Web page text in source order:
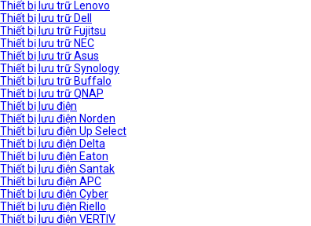
Thiết bị lưu trữ Lenovo
Thiết bị lưu trữ Dell
Thiết bị lưu trữ Fujitsu
Thiết bị lưu trữ NEC
Thiết bị lưu trữ Asus
Thiết bị lưu trữ Synology
Thiết bị lưu trữ Buffalo
Thiết bị lưu trữ QNAP
Thiết bị lưu điện
Thiết bị lưu điện Norden
Thiết bị lưu điện Up Select
Thiết bị lưu điện Delta
Thiết bị lưu điện Eaton
Thiết bị lưu điện Santak
Thiết bị lưu điện APC
Thiết bị lưu điện Cyber
Thiết bị lưu điện Riello
Thiết bị lưu điện VERTIV